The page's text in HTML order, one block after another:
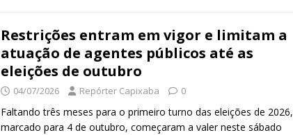
Restrições entram em vigor e limitam a
atuação de agentes públicos até as
eleições de outubro
04/07/2026 Repórter Capixaba 0
Faltando três meses para o primeiro turno das eleições de 2026,
marcado para 4 de outubro, começaram a valer neste sábado